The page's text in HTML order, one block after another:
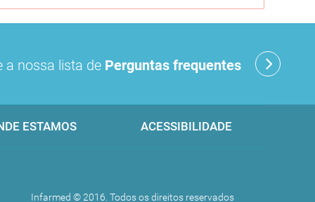
a nossa lista de Perguntas frequentes
ESTAMOS ACESSIBILIDADE
Infarmed © 2016. Todos os direitos reservados